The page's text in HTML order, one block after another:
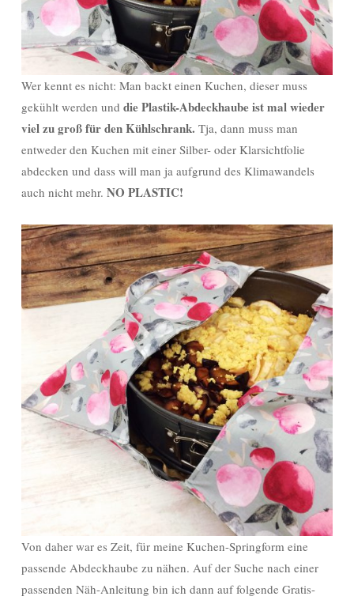
Wer kennt es nicht: Man backt einen Kuchen, dieser muss
gekühlt werden und die Plastik-Abdeckhaube ist mal wieder
viel zu groß für den Kühlschrank. Tja, dann muss man
entweder den Kuchen mit einer Silber- oder Klarsichtfolie
abdecken und dass will man ja aufgrund des Klimawandels
auch nicht mehr. NO PLASTIC!
Von daher war es Zeit, für meine Kuchen-Springform eine
passende Abdeckhaube zu nähen. Auf der Suche nach einer
passenden Näh-Anleitung bin ich dann auf folgende Gratis-